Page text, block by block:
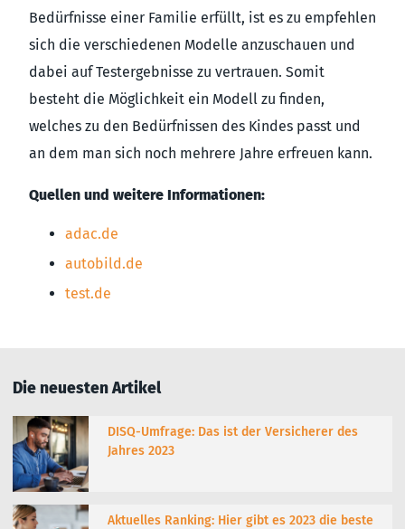
Bedürfnisse einer Familie erfüllt, ist es zu empfehlen
sich die verschiedenen Modelle anzuschauen und
dabei auf Testergebnisse zu vertrauen. Somit
besteht die Möglichkeit ein Modell zu finden,
welches zu den Bedürfnissen des Kindes passt und
an dem man sich noch mehrere Jahre erfreuen kann.
Quellen und weitere Informationen:
adac.de
autobild.de
test.de
Die neuesten Artikel
DISQ-Umfrage: Das ist der Versicherer des
Jahres 2023
Aktuelles Ranking: Hier gibt es 2023 die beste